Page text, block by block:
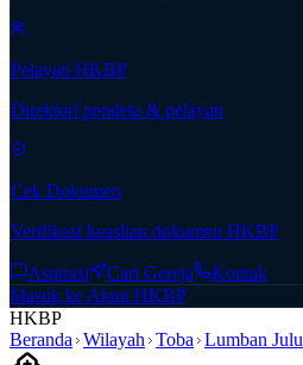
Pelayan HKBP
Direktori pendeta & pelayan
Cek Dokumen
Verifikasi keaslian dokumen HKBP
Aspirasi Cari Gereja
Kontak
Masuk ke Akun HKBP
HKBP
Beranda Wilayah Toba Lumban Julu